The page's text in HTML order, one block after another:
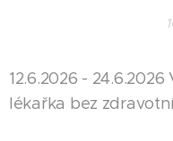
12.6.2026 -
lékařka bez